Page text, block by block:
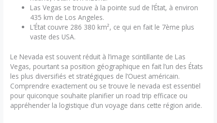
Las Vegas se trouve à la pointe sud de l’État, à environ
435 km de Los Angeles.
L’État couvre 286 380 km², ce qui en fait le 7ème plus
vaste des USA.
Le Nevada est souvent réduit à l’image scintillante de Las
Vegas, pourtant sa position géographique en fait l’un des États
les plus diversifiés et stratégiques de l’Ouest américain.
Comprendre exactement ou se trouve le nevada est essentiel
pour quiconque souhaite planifier un road trip efficace ou
appréhender la logistique d’un voyage dans cette région aride.